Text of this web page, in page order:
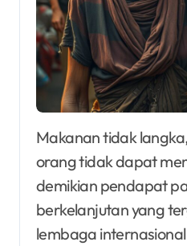
Makanan tidak langka, tetapi banyak
orang tidak dapat
demikian pendapat
berkelanjutan yang
lembaga